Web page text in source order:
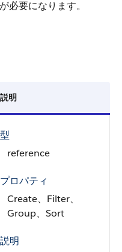
必要になります。
説明
型
reference
プロパティ
Create、Filter、
Group、Sort
説明